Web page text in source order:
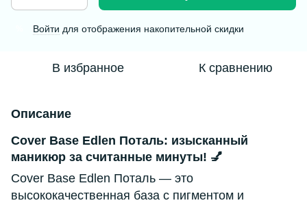
Войти для отображения накопительной скидки
В избранное К сравнению
Описание
Cover Base Edlen Поталь: изысканный
маникюр за считанные минуты! 💅
Cover Base Edlen Поталь — это
высококачественная база с пигментом и